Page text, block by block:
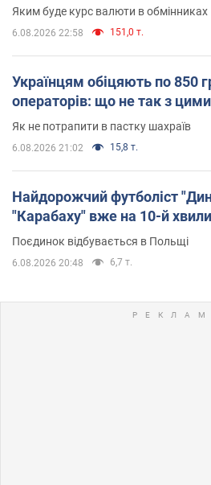
Яким буде курс валюти в обмінниках
6.08.2026 22:58 151,0 т.
Українцям обіцяють по 850
операторів: що не так з
Як не потрапити в пастку шахраїв
6.08.2026 21:02 15,8 т.
Найдорожчий футболіст
"Карабаху" вже на 10-й
Поєдинок відбувається в Польщі
6.08.2026 20:48 6,7 т.